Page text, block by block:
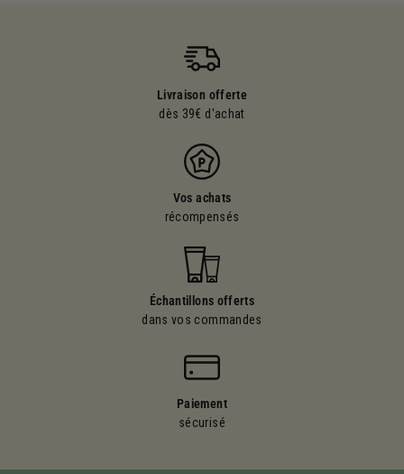
Livraison offerte
dès 39€ d'achat
Vos achats
récompensés
Échantillons offerts
dans vos commandes
Paiement
sécurisé